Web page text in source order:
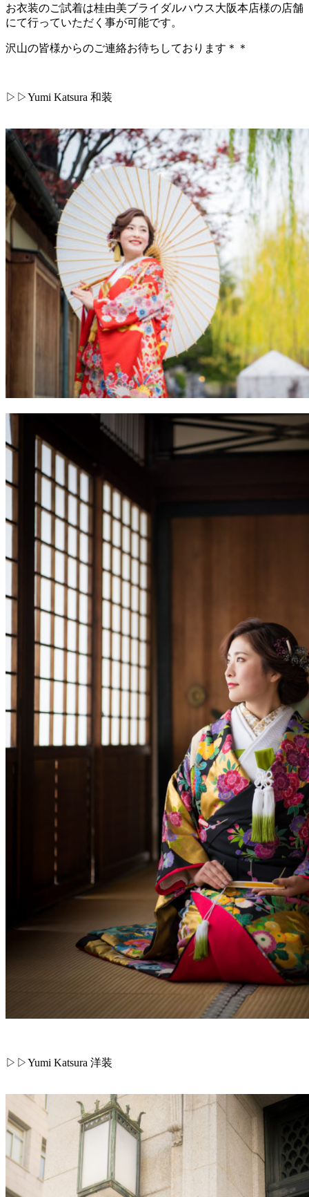
お衣装のご試着は桂由美ブライダルハウス大阪本店様の店舗
にて行っていただく事が可能です。
沢山の皆様からのご連絡お待ちしております＊＊
▷▷Yumi Katsura 和装
▷▷Yumi Katsura 洋装